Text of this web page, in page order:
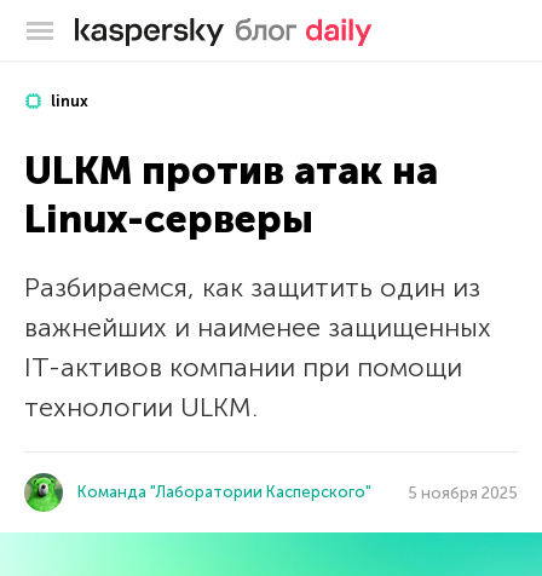
Блог Касперского
linux
ULKM против атак на
Linux-серверы
Разбираемся, как защитить один из
важнейших и наименее защищенных
IT-активов компании при помощи
технологии ULKM.
Команда "Лаборатории Касперского" 5 ноября 2025